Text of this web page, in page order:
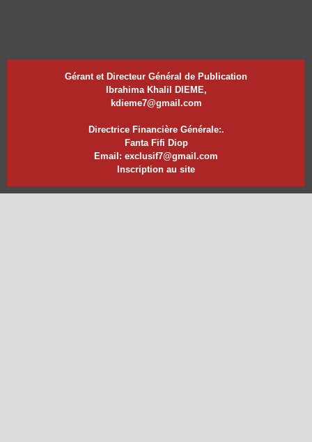
Gérant et Directeur Général de Publication
Ibrahima Khalil DIEME,
kdieme7@gmail.com
Directrice Financière Générale:.
Fanta Fifi Diop
Email: exclusif7@gmail.com
Inscription au site